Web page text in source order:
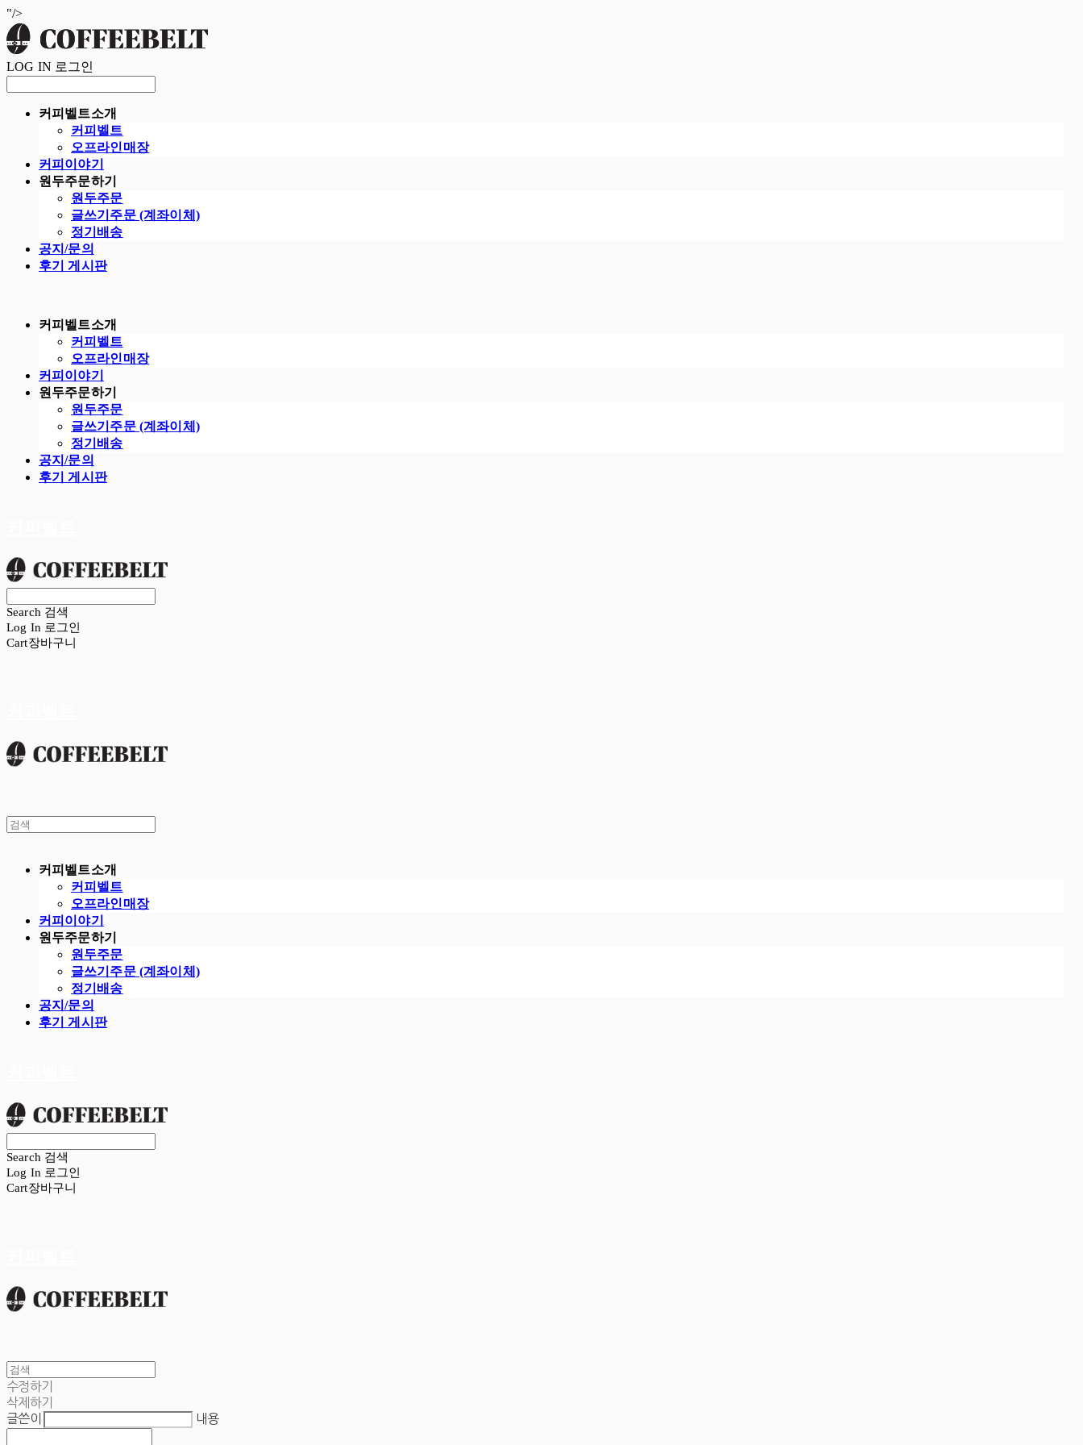
"/>
LOG IN 로그인
커피벨트소개
커피벨트
오프라인매장
커피이야기
원두주문하기
원두주문
글쓰기주문 (계좌이체)
정기배송
공지/문의
후기 게시판
커피벨트소개
커피벨트
오프라인매장
커피이야기
원두주문하기
원두주문
글쓰기주문 (계좌이체)
정기배송
공지/문의
후기 게시판
Search 검색
Log In 로그인
Cart장바구니
커피벨트소개
커피벨트
오프라인매장
커피이야기
원두주문하기
원두주문
글쓰기주문 (계좌이체)
정기배송
공지/문의
후기 게시판
Search 검색
Log In 로그인
Cart장바구니
수정하기
삭제하기
글쓴이
내용